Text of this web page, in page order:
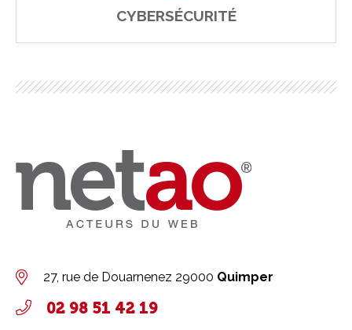
CYBERSÉCURITÉ
27, rue de Douarnenez 29000 Quimper
02 98 51 42 19